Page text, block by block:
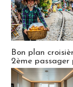
Bon plan
2ème